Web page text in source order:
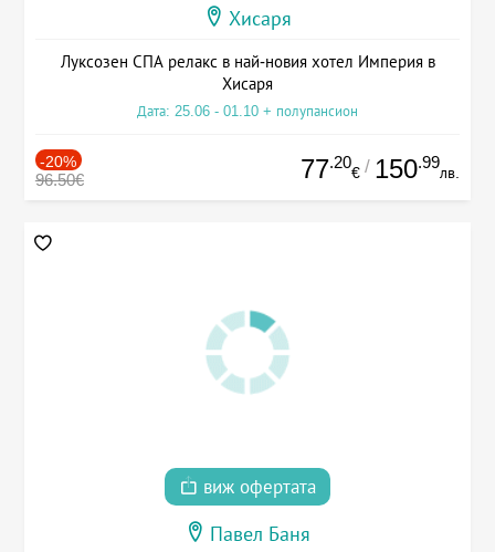
Хисаря
Луксозен СПА релакс в най-новия хотел Империя в
Хисаря
Дата: 25.06 - 01.10 + полупансион
-20%
96.50€ 77.20
€ / 150.99
лв.
виж офертата
Павел Баня